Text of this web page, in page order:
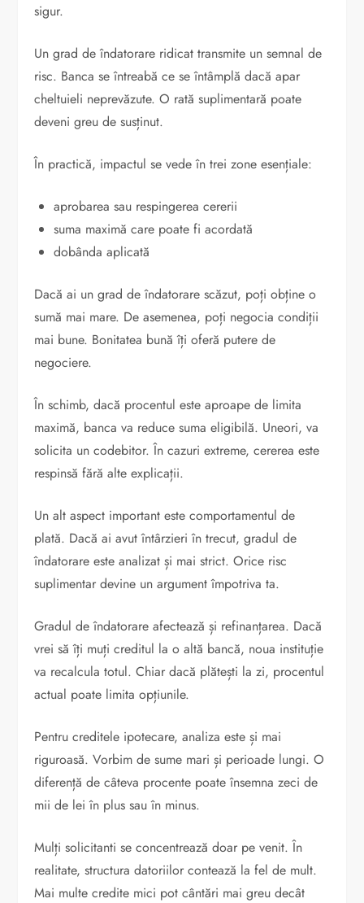
sigur.
Un grad de îndatorare ridicat transmite un semnal de
risc. Banca se întreabă ce se întâmplă dacă apar
cheltuieli neprevăzute. O rată suplimentară poate
deveni greu de susținut.
În practică, impactul se vede în trei zone esențiale:
aprobarea sau respingerea cererii
suma maximă care poate fi acordată
dobânda aplicată
Dacă ai un grad de îndatorare scăzut, poți obține o
sumă mai mare. De asemenea, poți negocia condiții
mai bune. Bonitatea bună îți oferă putere de
negociere.
În schimb, dacă procentul este aproape de limita
maximă, banca va reduce suma eligibilă. Uneori, va
solicita un codebitor. În cazuri extreme, cererea este
respinsă fără alte explicații.
Un alt aspect important este comportamentul de
plată. Dacă ai avut întârzieri în trecut, gradul de
îndatorare este analizat și mai strict. Orice risc
suplimentar devine un argument împotriva ta.
Gradul de îndatorare afectează și refinanțarea. Dacă
vrei să îți muți creditul la o altă bancă, noua instituție
va recalcula totul. Chiar dacă plătești la zi, procentul
actual poate limita opțiunile.
Pentru creditele ipotecare, analiza este și mai
riguroasă. Vorbim de sume mari și perioade lungi. O
diferență de câteva procente poate însemna zeci de
mii de lei în plus sau în minus.
Mulți solicitanti se concentrează doar pe venit. În
realitate, structura datoriilor contează la fel de mult.
Mai multe credite mici pot cântări mai greu decât